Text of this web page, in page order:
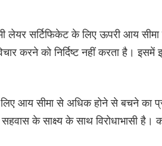
लेयर सर्टिफिकेट के लिए ऊपरी आय
करने को निर्दिष्ट नहीं करता है। इसमें
आय सीमा से अधिक होने से बचने का
के साक्ष्य के साथ विरोधाभासी है।